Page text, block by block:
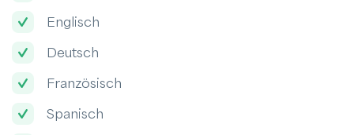
Englisch
Deutsch
Französisch
Spanisch